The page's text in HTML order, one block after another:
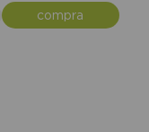
compra